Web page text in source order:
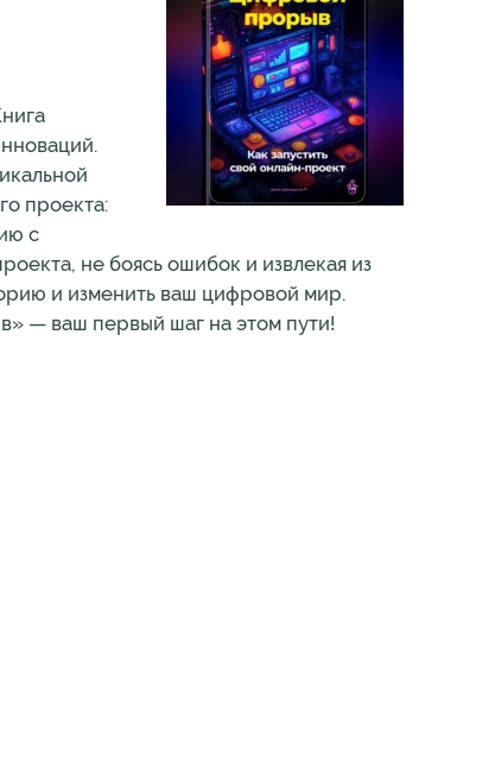
проекта:
с
не боясь ошибок и извлекая из
и изменить ваш цифровой мир.
— ваш первый шаг на этом пути!